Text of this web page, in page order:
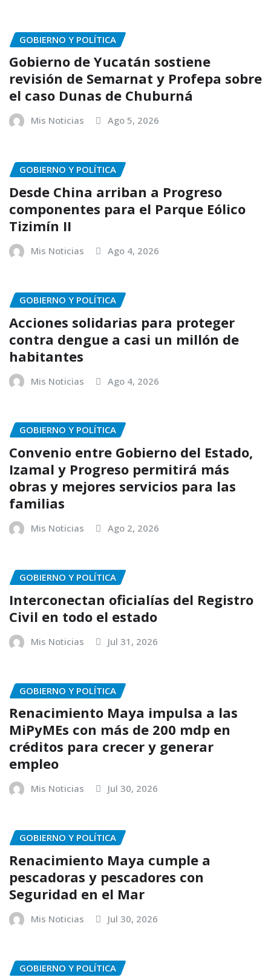
GOBIERNO Y POLÍTICA
Gobierno de Yucatán sostiene
revisión de Semarnat y Profepa sobre
el caso Dunas de Chuburná
Mis Noticias Ago 5, 2026
GOBIERNO Y POLÍTICA
Desde China arriban a Progreso
componentes para el Parque Eólico
Tizimín II
Mis Noticias Ago 4, 2026
GOBIERNO Y POLÍTICA
Acciones solidarias para proteger
contra dengue a casi un millón de
habitantes
Mis Noticias Ago 4, 2026
GOBIERNO Y POLÍTICA
Convenio entre Gobierno del Estado,
Izamal y Progreso permitirá más
obras y mejores servicios para las
familias
Mis Noticias Ago 2, 2026
GOBIERNO Y POLÍTICA
Interconectan oficialías del Registro
Civil en todo el estado
Mis Noticias Jul 31, 2026
GOBIERNO Y POLÍTICA
Renacimiento Maya impulsa a las
MiPyMEs con más de 200 mdp en
créditos para crecer y generar
empleo
Mis Noticias Jul 30, 2026
GOBIERNO Y POLÍTICA
Renacimiento Maya cumple a
pescadoras y pescadores con
Seguridad en el Mar
Mis Noticias Jul 30, 2026
GOBIERNO Y POLÍTICA